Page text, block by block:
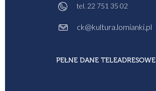
tel. 22 751 35 02
ck@kultura.lomianki.pl
PEŁNE DANE TELEADRESOWE